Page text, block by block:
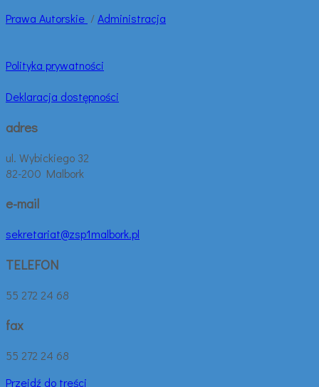
Prawa Autorskie /Administracja
Polityka prywatności
Deklaracja dostępności
adres
ul. Wybickiego 32
82-200 Malbork
e-mail
sekretariat@zsp1malbork.pl
TELEFON
55 272 24 68
fax
55 272 24 68
Przejdź do treści